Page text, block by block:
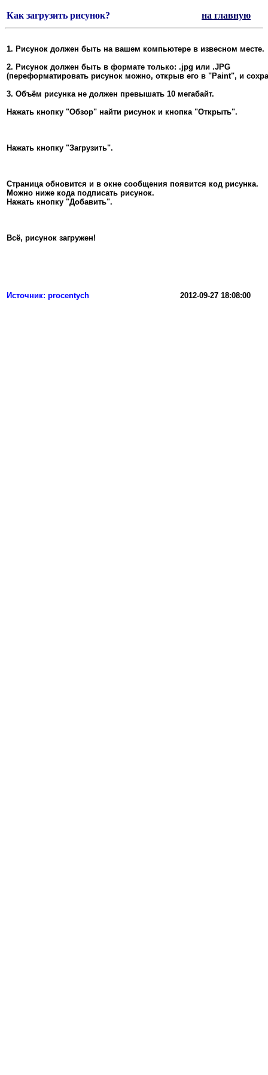
Как загрузить рисунок? на главную
1. Рисунок должен быть на вашем компьютере в извесном месте.
2. Рисунок должен быть в формате только: .jpg или .JPG
(переформатировать рисунок можно, открыв его в "Paint", и
3. Объём рисунка не должен превышать 10 мегабайт.
Нажать кнопку "Обзор" найти рисунок и кнопка "Открыть".
Нажать кнопку "Загрузить".
Страница обновится и в окне сообщения появится код рисунка.
Можно ниже кода подписать рисунок.
Нажать кнопку "Добавить".
Всё, рисунок загружен!
Источник: procentych 2012-09-27 18:08:00